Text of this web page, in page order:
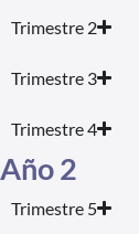
Trimestre 2
Trimestre 3
Trimestre 4
Año 2
Trimestre 5